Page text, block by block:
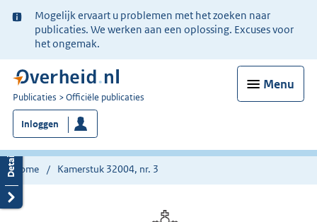
Ter
informatie:
Mogelijk ervaart u problemen met het zoeken naar
publicaties. We werken aan een oplossing. Excuses voor
het ongemak.
Menu
U
bent
nu
hier:
Publicaties Officiële publicaties
Inloggen
Home Kamerstuk 32004, nr. 3